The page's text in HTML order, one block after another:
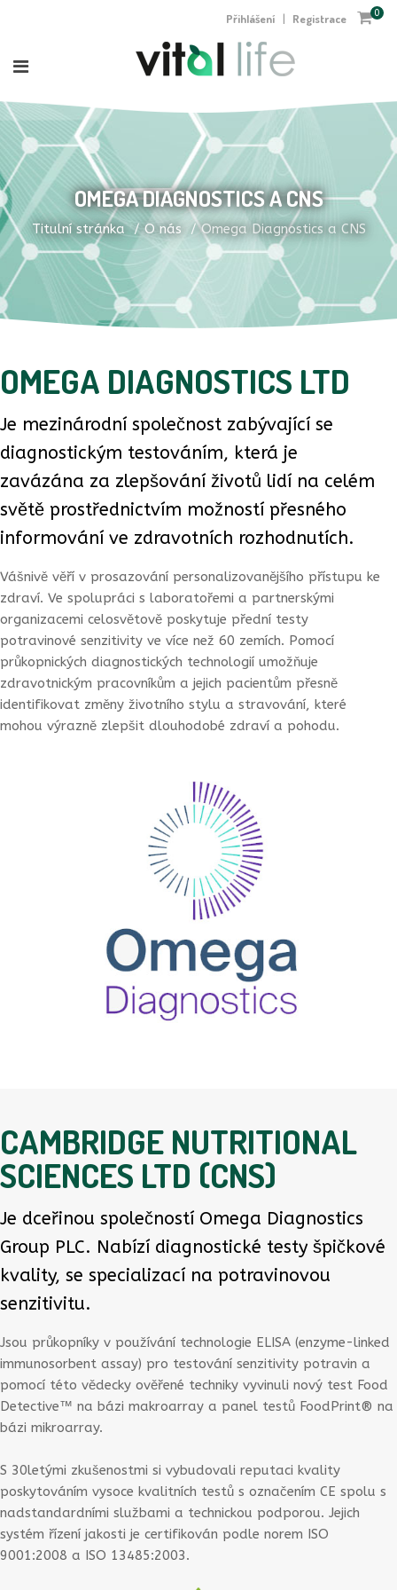
Přihlášení | Registrace 0
OMEGA DIAGNOSTICS A CNS
Titulní stránka O nás Omega Diagnostics a CNS
OMEGA DIAGNOSTICS LTD
Je mezinárodní společnost zabývající se
diagnostickým testováním, která je
zavázána za zlepšování životů lidí na celém
světě prostřednictvím možností přesného
informování ve zdravotních rozhodnutích.
Vášnivě věří v prosazování personalizovanějšího přístupu ke
zdraví. Ve spolupráci s laboratořemi a partnerskými
organizacemi celosvětově poskytuje přední testy
potravinové senzitivity ve více než 60 zemích. Pomocí
průkopnických diagnostických technologií umožňuje
zdravotnickým pracovníkům a jejich pacientům přesně
identifikovat změny životního stylu a stravování, které
mohou výrazně zlepšit dlouhodobé zdraví a pohodu.
CAMBRIDGE NUTRITIONAL
SCIENCES LTD (CNS)
Je dceřinou společností Omega Diagnostics
Group PLC. Nabízí diagnostické testy špičkové
kvality, se specializací na potravinovou
senzitivitu.
Jsou průkopníky v používání technologie ELISA (enzyme-linked
immunosorbent assay) pro testování senzitivity potravin a
pomocí této vědecky ověřené techniky vyvinuli nový test Food
Detective™ na bázi makroarray a panel testů FoodPrint® na
bázi mikroarray.
S 30letými zkušenostmi si vybudovali reputaci kvality
poskytováním vysoce kvalitních testů s označením CE spolu s
nadstandardními službami a technickou podporou. Jejich
systém řízení jakosti je certifikován podle norem ISO
9001:2008 a ISO 13485:2003.